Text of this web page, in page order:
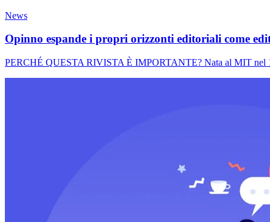
News
Opinno espande i propri orizzonti editoriali come
PERCHÉ QUESTA RIVISTA È IMPORTANTE? Nata al MIT nel